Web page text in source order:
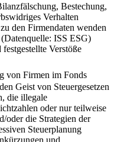
Bestechung,
Verhalten
den Firmendaten wenden
ISS ESG)
Verstöße
von Firmen im Fonds
Geist von Steuergesetzen
die illegale
oder nur teilweise
oder die Strategien der
Steuerplanung
und